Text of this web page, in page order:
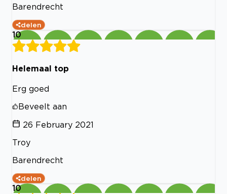
Barendrecht
delen
10
Helemaal top
Erg goed
Beveelt aan
26 February 2021
Troy
Barendrecht
delen
10